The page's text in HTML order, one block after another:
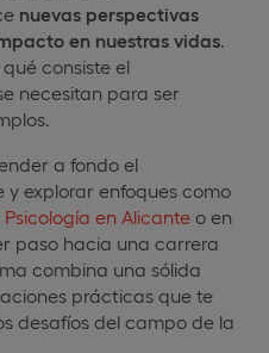
nuevas perspectivas
en nuestras vidas
consiste el
necesitan para ser
a fondo el
explorar enfoques como
en Alicante o en
paso hacia una carrera
combina una sólida
prácticas que te
desafíos del campo de la